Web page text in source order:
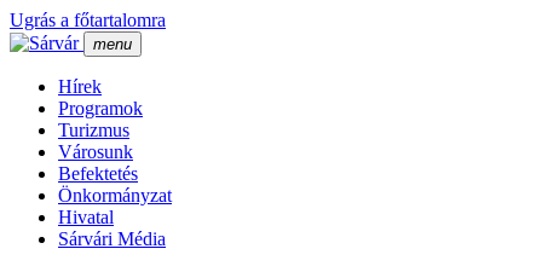
Ugrás a főtartalomra
menu
Hí­rek
Programok
Turizmus
Városunk
Befektetés
Önkormányzat
Hivatal
Sárvári Média